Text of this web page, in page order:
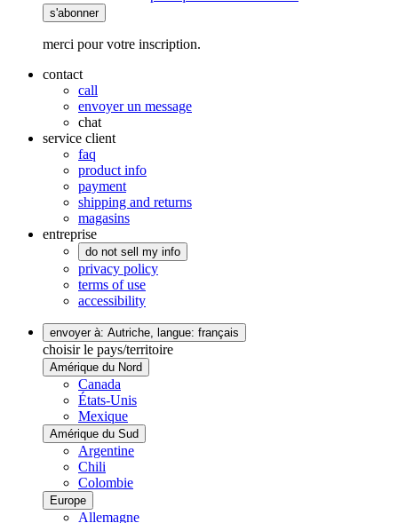
s'abonner
merci pour votre inscription.
contact
call
envoyer un message
chat
service client
faq
product info
payment
shipping and returns
magasins
entreprise
do not sell my info
privacy policy
terms of use
accessibility
envoyer à: Autriche, langue: français
choisir le pays/territoire
Amérique du Nord
Canada
États-Unis
Mexique
Amérique du Sud
Argentine
Chili
Colombie
Europe
Allemagne